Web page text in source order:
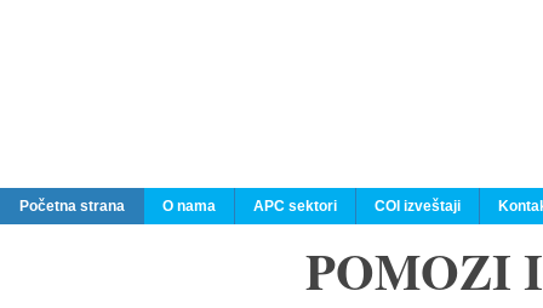
Početna strana O nama APC sektori COI izveštaji
POMOZI